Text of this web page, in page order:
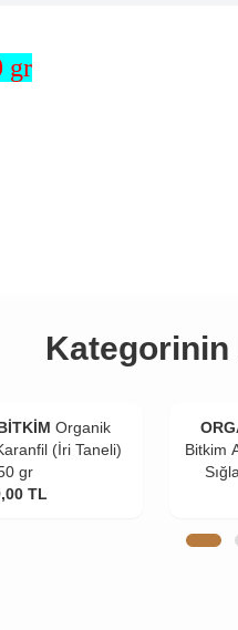
gr
Kategorinin
Organik
(İri Taneli)
gr
TL
Bitkim